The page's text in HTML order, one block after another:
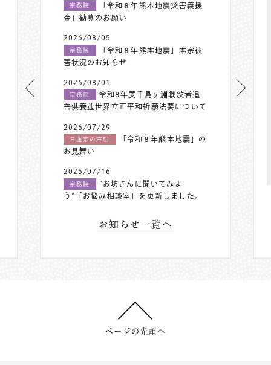
宗務院
「令和８年熊本地震災害義援
金」勧募のお願い
2026/08/05
宗務院
「令和８年熊本地震」本宗被
害状況のお知らせ
2026/08/01
宗務院
令和8年度千鳥ヶ淵戦没者追
善供養並世界立正平和祈願法要について
2026/07/29
日蓮宗の声明
「令和８年熊本地震」の
お見舞い
2026/07/16
宗務院
”お坊さんに聞いてみよ
う”「お悩み相談室」を更新しました。
お知らせ一覧へ
ページの先頭へ